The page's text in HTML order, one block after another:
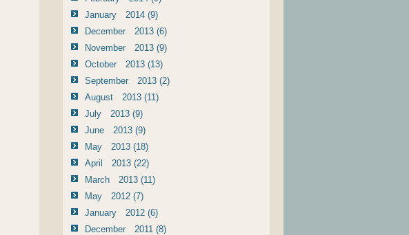
January 2014 (9)
December 2013 (6)
November 2013 (9)
October 2013 (13)
September 2013 (2)
August 2013 (11)
July 2013 (9)
June 2013 (9)
May 2013 (18)
April 2013 (22)
March 2013 (11)
May 2012 (7)
January 2012 (6)
December 2011 (8)